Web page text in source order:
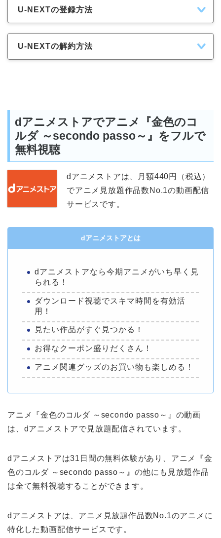
U-NEXTの登録方法
U-NEXTの解約方法
dアニメストアでアニメ『金色のコ
ルダ ～secondo passo～』をフルで
無料視聴
dアニメストアは、月額440円（税込）
でアニメ見放題作品数No.1の動画配信
サービスです。
dアニメストアとは
dアニメストアなら今期アニメがいち早く見
られる！
ダウンロード視聴でスキマ時間を有効活
用！
見たい作品がすぐ見つかる！
お得なクーポン盛りだくさん！
アニメ関連グッズのお買い物も楽しめる！
アニメ『金色のコルダ ～secondo passo～』の動画
は、dアニメストアで見放題配信されています。
dアニメストアは31日間の無料体験があり、アニメ『金
色のコルダ ～secondo passo～』の他にも見放題作品
は全て無料視聴することができます。
dアニメストアは、アニメ見放題作品数No.1のアニメに
特化した動画配信サービスです。